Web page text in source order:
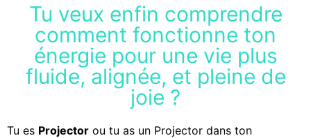
Tu veux enfin comprendre
comment fonctionne ton
énergie pour une vie plus
fluide, alignée, et pleine de
joie ?
Tu es Projector ou tu as un Projector dans ton